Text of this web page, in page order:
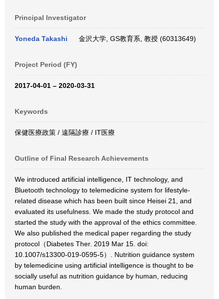
Principal Investigator
Yoneda Takashi 金沢大学, GS教育系, 教授 (60313649)
Project Period (FY)
2017-04-01 – 2020-03-31
Keywords
保健医療政策 / 遠隔診療 / IT医療
Outline of Final Research Achievements
We introduced artificial intelligence, IT technology, and
Bluetooth technology to telemedicine system for lifestyle-
related disease which has been built since Heisei 21, and
evaluated its usefulness. We made the study protocol and
started the study with the approval of the ethics committee.
We also published the medical paper regarding the study
protocol（Diabetes Ther. 2019 Mar 15. doi:
10.1007/s13300-019-0595-5）. Nutrition guidance system
by telemedicine using artificial intelligence is thought to be
socially useful as nutrition guidance by human, reducing
human burden.